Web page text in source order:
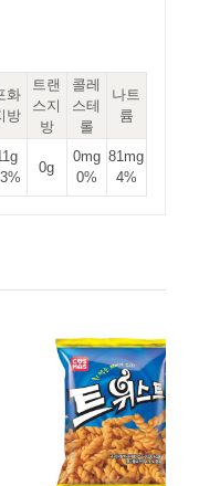
화
방
트랜
스지
방
콜레
스테
롤
나트
륨
0g
0mg
0%
81mg
4%